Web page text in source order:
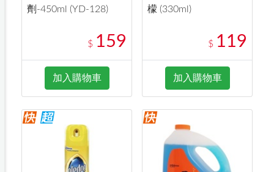
劑-450ml (YD-128)
$ 159
加入購物車
檬 (330ml)
$ 119
加入購物車